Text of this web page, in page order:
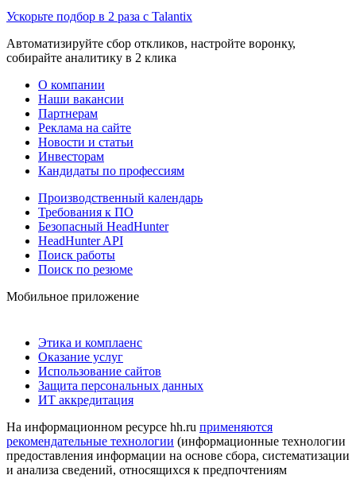
Ускорьте подбор в 2 раза с Talantix
Автоматизируйте сбор откликов, настройте воронку,
собирайте аналитику в 2 клика
О компании
Наши вакансии
Партнерам
Реклама на сайте
Новости и статьи
Инвесторам
Кандидаты по профессиям
Производственный календарь
Требования к ПО
Безопасный HeadHunter
HeadHunter API
Поиск работы
Поиск по резюме
Мобильное приложение
Этика и комплаенс
Оказание услуг
Использование сайтов
Защита персональных данных
ИТ аккредитация
На информационном ресурсе hh.ru применяются
рекомендательные технологии (информационные технологии
предоставления информации на основе сбора, систематизации
и анализа сведений, относящихся к предпочтениям